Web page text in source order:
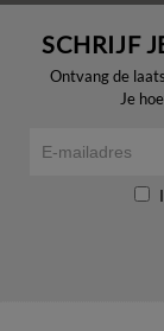
SCHRIJF
Ontvang de
Je